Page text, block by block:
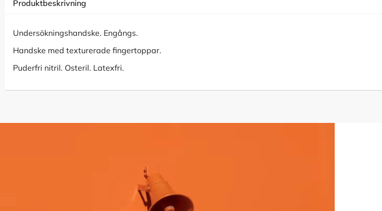
Produktbeskrivning
Undersökningshandske. Engångs.
Handske med texturerade fingertoppar.
Puderfri nitril. Osteril. Latexfri.